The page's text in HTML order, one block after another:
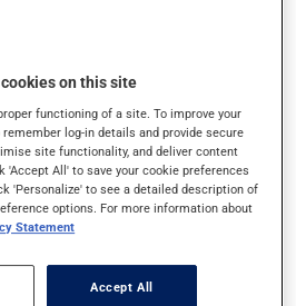
manifester par de la fièvre, des
gorge ou des infections -
si cela se produit;
du taux sanguin de
anormaux;
fièvre;
baisse de certains globules
manifester par de la fièvre, des
si cela se produit.
on this site
functioning of a site. To improve your
log-in details and provide secure
site functionality, and deliver content
All' to save your cookie preferences
'Personalize' to see a detailed description of
options. For more information about
Statement
Accept All